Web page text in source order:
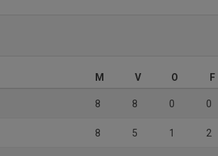
M V O F
8 8 0 0
8 5 1 2